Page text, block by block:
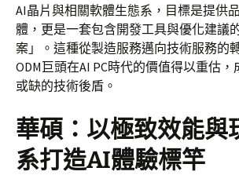
AI晶片與相關軟體生態系，目標是提供
體，更是一套包含開發工具與優化建議
案」。這種從製造服務邁向技術服務的
ODM巨頭在AI PC時代的價值得以重估
或缺的技術後盾。
華碩：以極致效能與
系打造AI體驗標竿